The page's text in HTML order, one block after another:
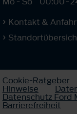
Kontakt &
Cookie-Ratgeber
Hinweise
Datenschutz Ford
Barrierefreiheit